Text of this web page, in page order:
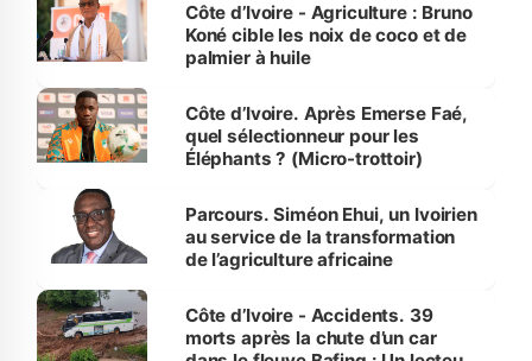
Côte d’Ivoire - Agriculture : Bruno
Koné cible les noix de coco et de
palmier à huile
Côte d’Ivoire. Après Emerse Faé,
quel sélectionneur pour les
Éléphants ? (Micro-trottoir)
Parcours. Siméon Ehui, un Ivoirien
au service de la transformation
de l’agriculture africaine
Côte d’Ivoire - Accidents. 39
morts après la chute d’un car